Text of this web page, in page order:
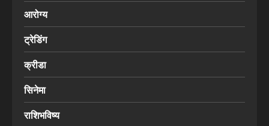
आरोग्य
ट्रेडिंग
क्रीडा
सिनेमा
राशिभविष्य